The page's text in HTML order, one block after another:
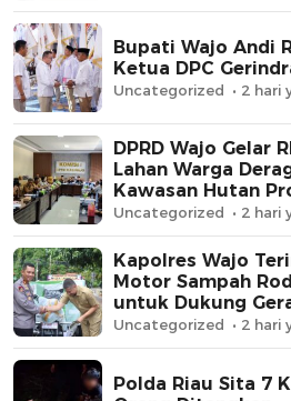
Bupati Wajo Andi
Ketua DPC
Uncategorized 2 hari
DPRD Wajo Gelar
Lahan Warga
Kawasan Hutan
Uncategorized 2 hari
Kapolres Wajo
Motor Sampah
untuk Dukung
Lingkungan
Uncategorized 2 hari
Polda Riau Sita 7